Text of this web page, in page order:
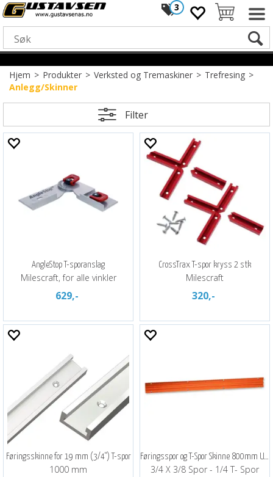
3
Hjem>Produkter>Verksted og Tremaskiner>Trefresing>
Anlegg/Skinner
Filter
AngleStop T-sporanslag
Milescraft, for alle vinkler
629,-
CrossTrax T-spor kryss 2 stk
Milescraft
320,-
Føringsskinne for 19 mm (3/4") T-spor
1000 mm
Føringsspor og T-Spor Skinne 800mm UJK
3/4 X 3/8 Spor - 1/4 T- Spor